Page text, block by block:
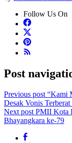
Follow Us On
Post
Previous post “Kami
Desak Vonis
Next post PMII Kota
Bhayangkara ke-79